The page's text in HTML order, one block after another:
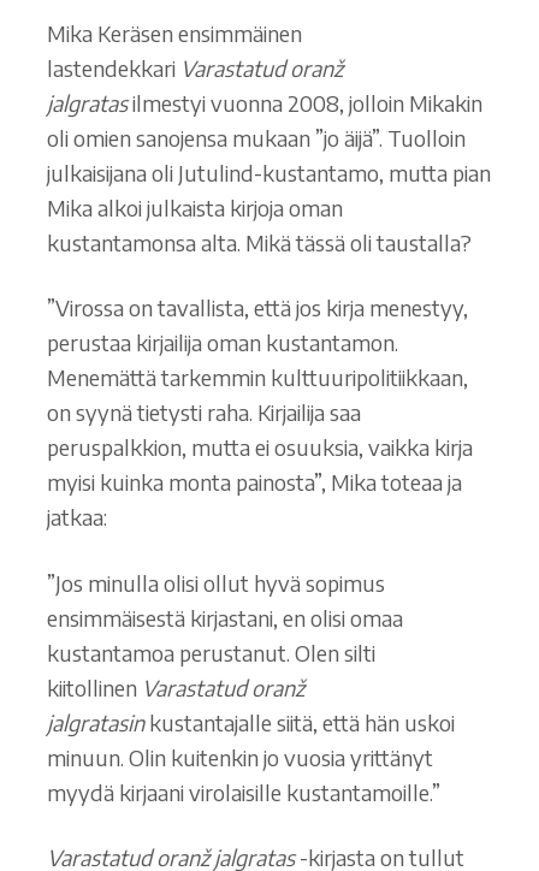
Mika Keräsen ensimmäinen
lastendekkari Varastatud oranž
jalgratasilmestyi vuonna 2008, jolloin Mikakin
oli omien sanojensa mukaan ”jo äijä”. Tuolloin
julkaisijana oli Jutulind-kustantamo, mutta pian
Mika alkoi julkaista kirjoja oman
kustantamonsa alta. Mikä tässä oli taustalla?
”Virossa on tavallista, että jos kirja menestyy,
perustaa kirjailija oman kustantamon.
Menemättä tarkemmin kulttuuripolitiikkaan,
on syynä tietysti raha. Kirjailija saa
peruspalkkion, mutta ei osuuksia, vaikka kirja
myisi kuinka monta painosta”, Mika toteaa ja
jatkaa:
”Jos minulla olisi ollut hyvä sopimus
ensimmäisestä kirjastani, en olisi omaa
kustantamoa perustanut. Olen silti
kiitollinen Varastatud oranž
jalgratasinkustantajalle siitä, että hän uskoi
minuun. Olin kuitenkin jo vuosia yrittänyt
myydä kirjaani virolaisille kustantamoille.”
Varastatud oranž jalgratas-kirjasta on tullut